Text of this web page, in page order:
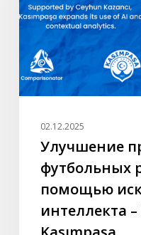
помощью
искусственного
интеллекта
Welcome
Kasımpaşa
02.12.2025
Улучшение
футбольных
помощью
интеллекта